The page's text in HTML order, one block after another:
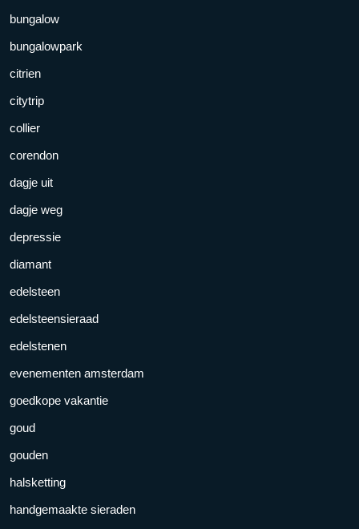
bungalow
bungalowpark
citrien
citytrip
collier
corendon
dagje uit
dagje weg
depressie
diamant
edelsteen
edelsteensieraad
edelstenen
evenementen amsterdam
goedkope vakantie
goud
gouden
halsketting
handgemaakte sieraden